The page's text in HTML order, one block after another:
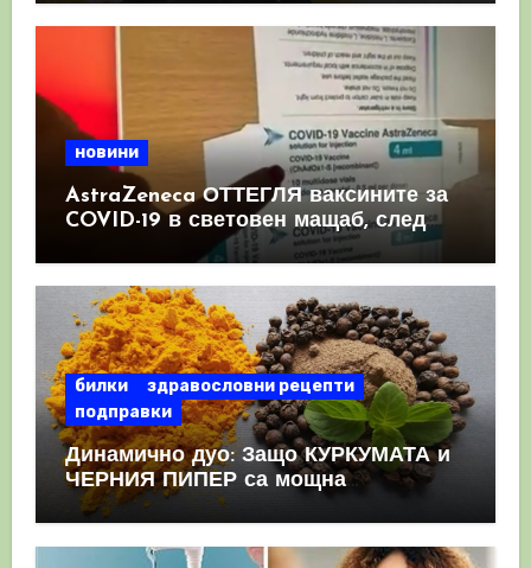
новини
AstraZeneca ОТТЕГЛЯ ваксините за
COVID-19 в световен мащаб, след
като призна, че те причиняват
билки
здравословни рецепти
подправки
Динамично дуо: Защо КУРКУМАТА и
ЧЕРНИЯ ПИПЕР са мощна
комбинация